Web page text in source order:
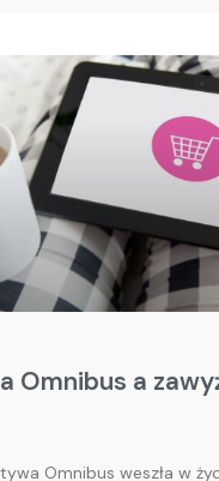
Omnibus a
Omnibus weszła w